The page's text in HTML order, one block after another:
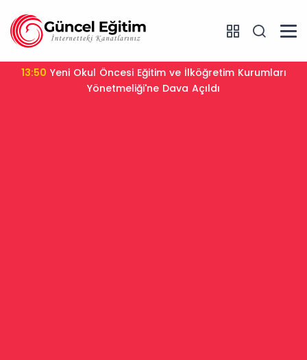
13:31YKS Sistemi Değişiyor mu? Bakan Tekin Sınav
Tartışmalarına Son Noktayı Koydu